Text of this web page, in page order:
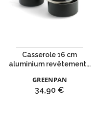
Casserole 16 cm
aluminium revêtement...
GREENPAN
Prix
34,90 €